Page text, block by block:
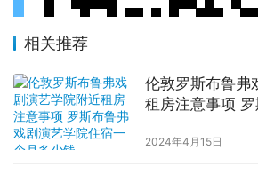
相关推荐
伦敦罗斯布鲁弗
租房注意事项
2024年4月15日